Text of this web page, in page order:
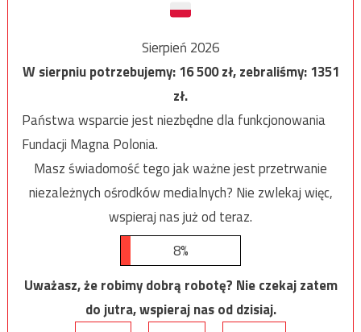
Sierpień 2026
W sierpniu potrzebujemy:16 500zł, zebraliśmy:1351
zł.
Państwa wsparcie jest niezbędne dla funkcjonowania
Fundacji Magna Polonia.
Masz świadomość tego jak ważne jest przetrwanie
niezależnych ośrodków medialnych? Nie zwlekaj więc,
wspieraj nas już od teraz.
8%
Uważasz, że robimy dobrą robotę? Nie czekaj zatem
do jutra, wspieraj nas od dzisiaj.